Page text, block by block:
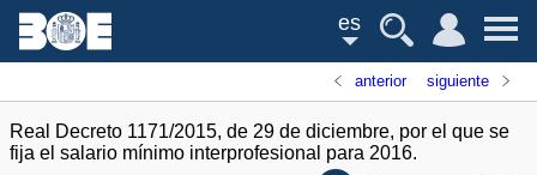
es
anterior siguiente
Real Decreto 1171/2015, de 29 de diciembre, por el que se
fija el salario mínimo interprofesional para 2016.